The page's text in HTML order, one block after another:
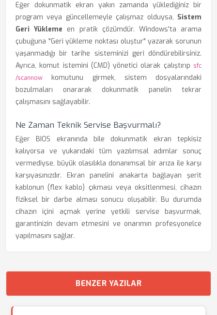
Eğer dokunmatik ekran yakın zamanda yüklediğiniz bir
program veya güncellemeyle çalışmaz olduysa, Sistem
Geri Yükleme en pratik çözümdür. Windows'ta arama
çubuğuna "Geri yükleme noktası oluştur" yazarak sorunun
yaşanmadığı bir tarihe sisteminizi geri döndürebilirsiniz.
Ayrıca, komut istemini (CMD) yönetici olarak çalıştırıp sfc
/scannow komutunu girmek, sistem dosyalarındaki
bozulmaları onararak dokunmatik panelin tekrar
çalışmasını sağlayabilir.
Ne Zaman Teknik Servise Başvurmalı?
Eğer BIOS ekranında bile dokunmatik ekran tepkisiz
kalıyorsa ve yukarıdaki tüm yazılımsal adımlar sonuç
vermediyse, büyük olasılıkla donanımsal bir arıza ile karşı
karşıyasınızdır. Ekran panelini anakarta bağlayan şerit
kablonun (flex kablo) çıkması veya oksitlenmesi, cihazın
fiziksel bir darbe alması sonucu oluşabilir. Bu durumda
cihazın içini açmak yerine yetkili servise başvurmak,
garantinizin devam etmesini ve onarımın profesyonelce
yapılmasını sağlar.
BENZER YAZILAR